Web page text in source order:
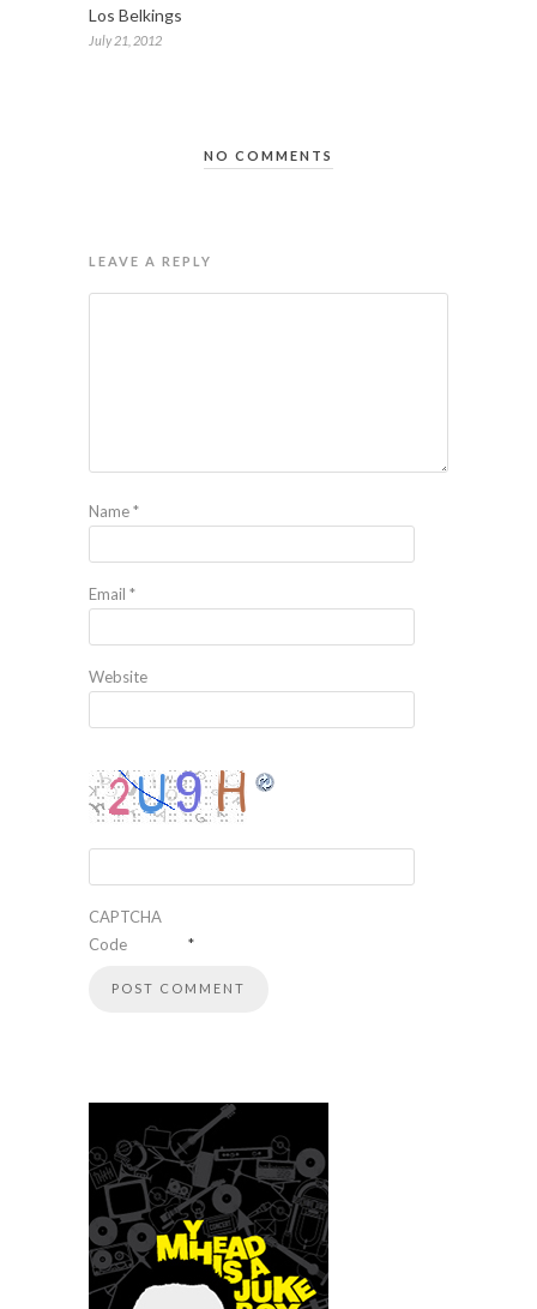
Los Belkings
July 21, 2012
NO COMMENTS
LEAVE A REPLY
Name*
Email *
Website
CAPTCHA
Code
*